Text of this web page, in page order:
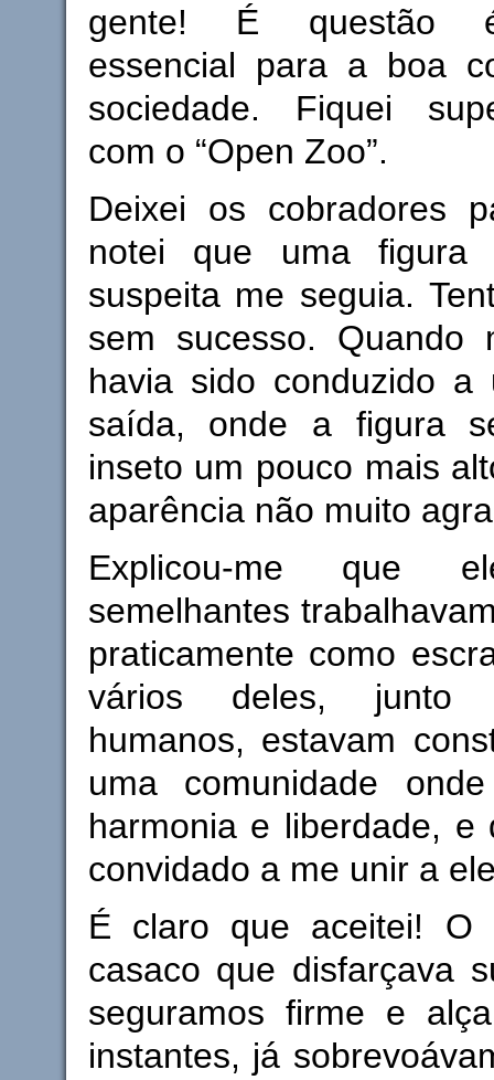
gente! É questão
essencial para a boa
sociedade. Fiquei
com o “Open Zoo”.
Deixei os cobradores
notei que uma figura
suspeita me seguia.
sem sucesso. Quando
havia sido conduzido a
saída, onde a figura
inseto um pouco mais
aparência não muito
Explicou-me que
semelhantes
praticamente como
vários deles, junto
humanos, estavam
uma comunidade
harmonia e liberdade, e
convidado a me unir a
É claro que aceitei! O
casaco que disfarçava
seguramos firme e
instantes, já